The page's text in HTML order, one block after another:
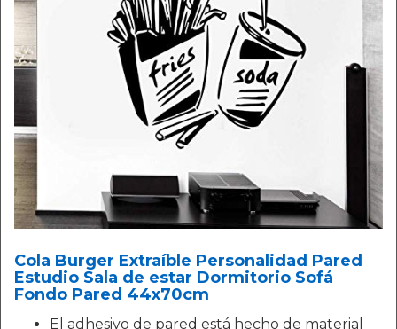
Cola Burger Extraíble Personalidad Pared
Estudio Sala de estar Dormitorio Sofá
Fondo Pared 44x70cm
El adhesivo de pared está hecho de material